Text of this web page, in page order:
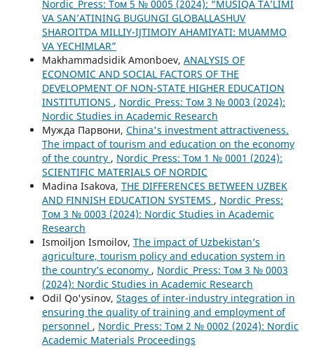
Nordic_Press: Том 5 № 0005 (2024): “MUSIQA TA’LIMI
VA SAN’ATINING BUGUNGI GLOBALLASHUV
SHAROITDA MILLIY-IJTIMOIY AHAMIYATI: MUAMMO
VA YECHIMLAR”
Makhammadsidik Amonboev, ANALYSIS OF
ECONOMIC AND SOCIAL FACTORS OF THE
DEVELOPMENT OF NON-STATE HIGHER EDUCATION
INSTITUTIONS , Nordic_Press: Том 3 № 0003 (2024):
Nordic Studies in Academic Research
Мужда Парвони, China's investment attractiveness.
The impact of tourism and education on the economy
of the country , Nordic_Press: Том 1 № 0001 (2024):
SCIENTIFIC MATERIALS OF NORDIC
Madina Isakova, THE DIFFERENCES BETWEEN UZBEK
AND FINNISH EDUCATION SYSTEMS , Nordic_Press:
Том 3 № 0003 (2024): Nordic Studies in Academic
Research
Ismoiljon Ismoilov, The impact of Uzbekistan’s
agriculture, tourism policy and education system in
the country’s economy , Nordic_Press: Том 3 № 0003
(2024): Nordic Studies in Academic Research
Odil Qo'ysinov, Stages of inter-industry integration in
ensuring the quality of training and employment of
personnel , Nordic_Press: Том 2 № 0002 (2024): Nordic
Academic Materials Proceedings